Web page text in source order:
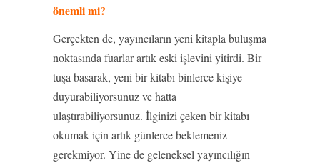
önemli mi?
Gerçekten de, yayıncıların yeni kitapla buluşma
noktasında fuarlar artık eski işlevini yitirdi. Bir
tuşa basarak, yeni bir kitabı binlerce kişiye
duyurabiliyorsunuz ve hatta
ulaştırabiliyorsunuz. İlginizi çeken bir kitabı
okumak için artık günlerce beklemeniz
gerekmiyor. Yine de geleneksel yayıncılığın